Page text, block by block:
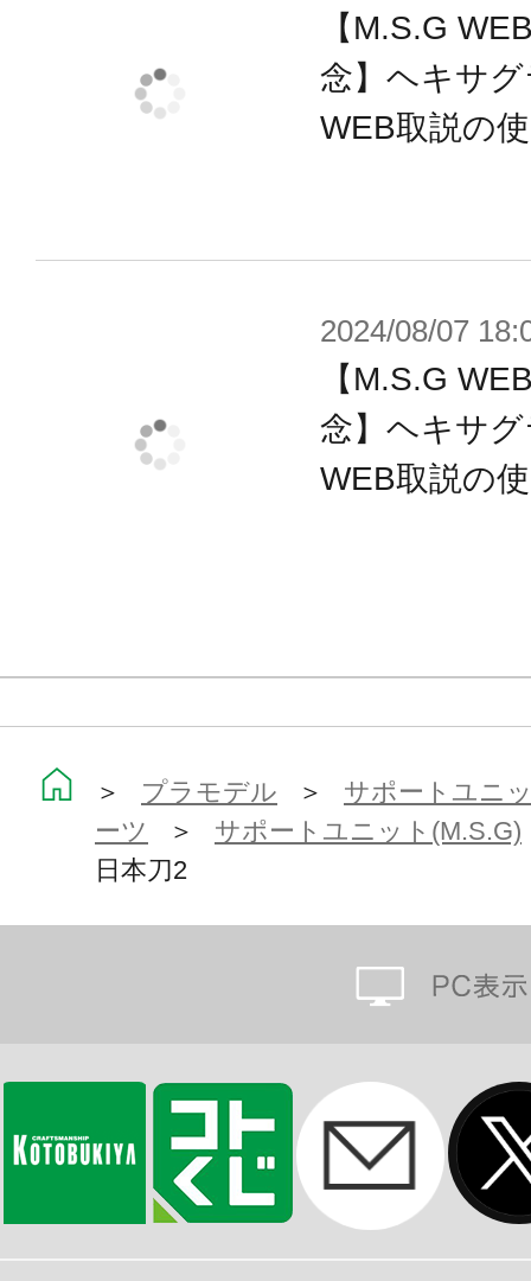
■Aタイプ（抜刀状態）×1
■Aタイプ（納刀状態）×1
■Bタイプ（納刀状態）×1
■ベルト用クリップパーツ×1
※本製品は再生産品となります。
【M.S.G
念】ヘキサ
WEB取説の
2024/08/07
【M.S.G
念】ヘキサ
WEB取説の
＞ プラモデル ＞ サポートユニ
ーツ
＞ サポートユニット(M.S.G)
日本刀2